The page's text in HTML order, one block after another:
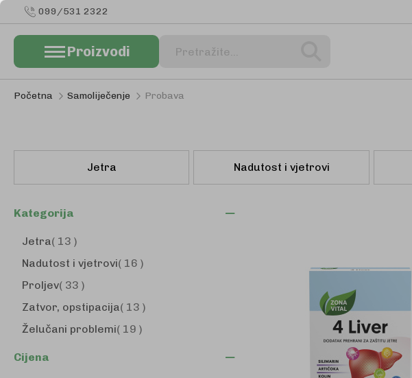
099/531 2322
Proizvodi
Pretraživanje
Početna Samoliječenje Probava
Jetra Nadutost i vjetrovi
Kategorija
Jetra 13 proizvodi
Nadutost i vjetrovi 16 proizvodi
Proljev 33 proizvodi
Zatvor, opstipacija 13 proizvodi
Želučani problemi 19 proizvodi
Cijena